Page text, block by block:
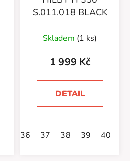
S.011.018 BLACK
Skladem (1 ks)
1 999 Kč
DETAIL
36 37 38 39 40